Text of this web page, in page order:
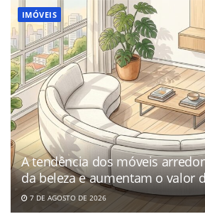
IMÓVEIS
A tendência dos móveis
da beleza e aumentam o valor
7 DE AGOSTO DE 2026